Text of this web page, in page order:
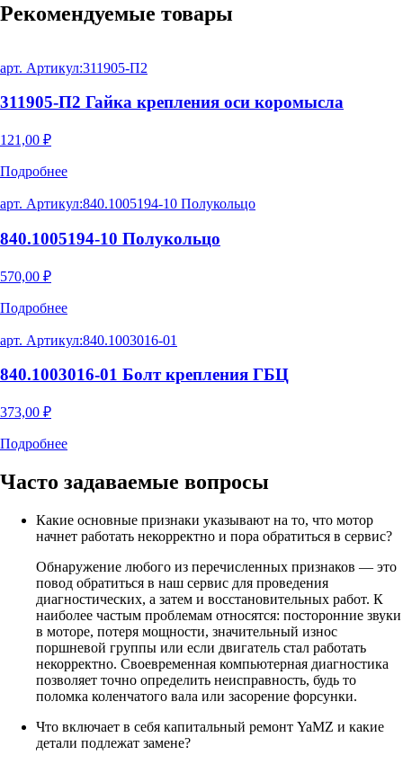
Рекомендуемые товары
арт. Артикул:311905-П2
311905-П2 Гайка крепления оси коромысла
121,00 ₽
Подробнее
арт. Артикул:840.1005194-10 Полукольцо
840.1005194-10 Полукольцо
570,00 ₽
Подробнее
арт. Артикул:840.1003016-01
840.1003016-01 Болт крепления ГБЦ
373,00 ₽
Подробнее
Часто задаваемые вопросы
Какие основные признаки указывают на то, что мотор
начнет работать некорректно и пора обратиться в сервис?
Обнаружение любого из перечисленных признаков — это
повод обратиться в наш сервис для проведения
диагностических, а затем и восстановительных работ. К
наиболее частым проблемам относятся: посторонние звуки
в моторе, потеря мощности, значительный износ
поршневой группы или если двигатель стал работать
некорректно. Своевременная компьютерная диагностика
позволяет точно определить неисправность, будь то
поломка коленчатого вала или засорение форсунки.
Что включает в себя капитальный ремонт YaMZ и какие
детали подлежат замене?